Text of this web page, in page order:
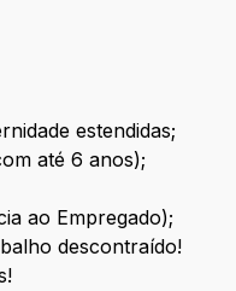
estendidas;
até 6 anos);
ao Empregado);
descontraído!